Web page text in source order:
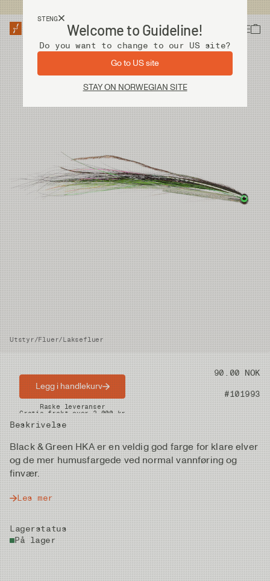
STENG
Welcome to Guideline!
Do you want to change to our US site?
Go to US site
STAY ON NORWEGIAN SITE
Utstyr/Fluer/Laksefluer
Pris 90.00 NOK
Artikkelnummer #101993
Beskrivelse
Black & Green HKA er en veldig god farge for klare elver
og de mer humusfargede ved normal vannføring og
finvær.
Les mer
Lagerstatus
På lager
Legg i handlekurv
Raske leveranser
Gratis frakt over 2.000 kr